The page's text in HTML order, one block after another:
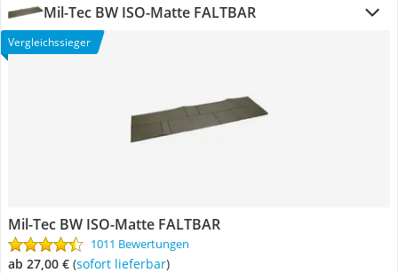
Mil-Tec BW ISO-Matte FALTBAR
Vergleichssieger
Mil-Tec BW ISO-Matte FALTBAR
1011 Bewertungen
ab 27,00 € ( Sofort lieferbar)